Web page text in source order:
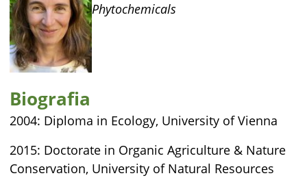
Phytochemicals
Biografia
2004: Diploma in Ecology, University of Vienna
2015: Doctorate in Organic Agriculture & Nature
Conservation, University of Natural Resources